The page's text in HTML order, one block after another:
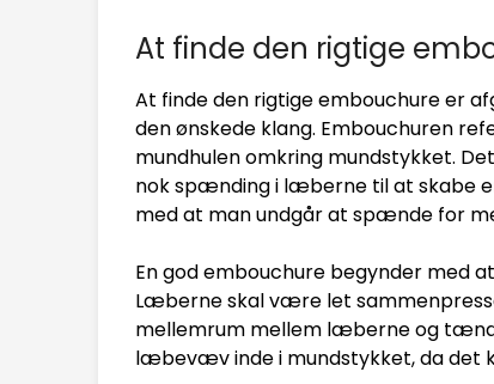
At finde den rigtige
At finde den rigtige embouchure er
den ønskede klang. Embouchuren
mundhulen omkring mundstykket.
nok spænding i læberne til at skabe
med at man undgår at spænde for
En god embouchure begynder med
Læberne skal være let
mellemrum mellem læberne og
læbevæv inde i mundstykket, da det